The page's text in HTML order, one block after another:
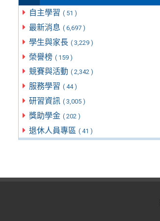
自主學習 ( 51 )
最新消息 ( 6,697 )
學生與家長 ( 3,229 )
榮譽榜 ( 159 )
競賽與活動 ( 2,342 )
服務學習 ( 44 )
研習資訊 ( 3,005 )
獎助學金 ( 202 )
退休人員專區 ( 41 )